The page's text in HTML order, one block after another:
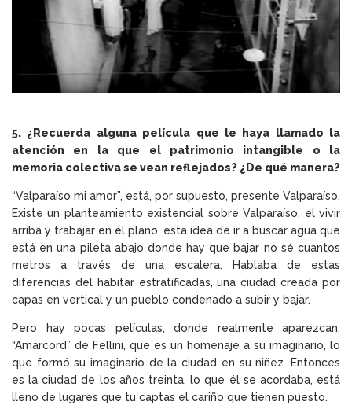
5. ¿Recuerda alguna película que le haya llamado la
atención en la que el patrimonio intangible o la
memoria colectiva se vean reflejados? ¿De qué manera?
“Valparaíso mi amor”, está, por supuesto, presente Valparaíso.
Existe un planteamiento existencial sobre Valparaíso, el vivir
arriba y trabajar en el plano, esta idea de ir a buscar agua que
está en una pileta abajo donde hay que bajar no sé cuantos
metros a través de una escalera. Hablaba de estas
diferencias del habitar estratificadas, una ciudad creada por
capas en vertical y un pueblo condenado a subir y bajar.
Pero hay pocas películas, donde realmente aparezcan.
“Amarcord” de Fellini, que es un homenaje a su imaginario, lo
que formó su imaginario de la ciudad en su niñez. Entonces
es la ciudad de los años treinta, lo que él se acordaba, está
lleno de lugares que tu captas el cariño que tienen puesto.